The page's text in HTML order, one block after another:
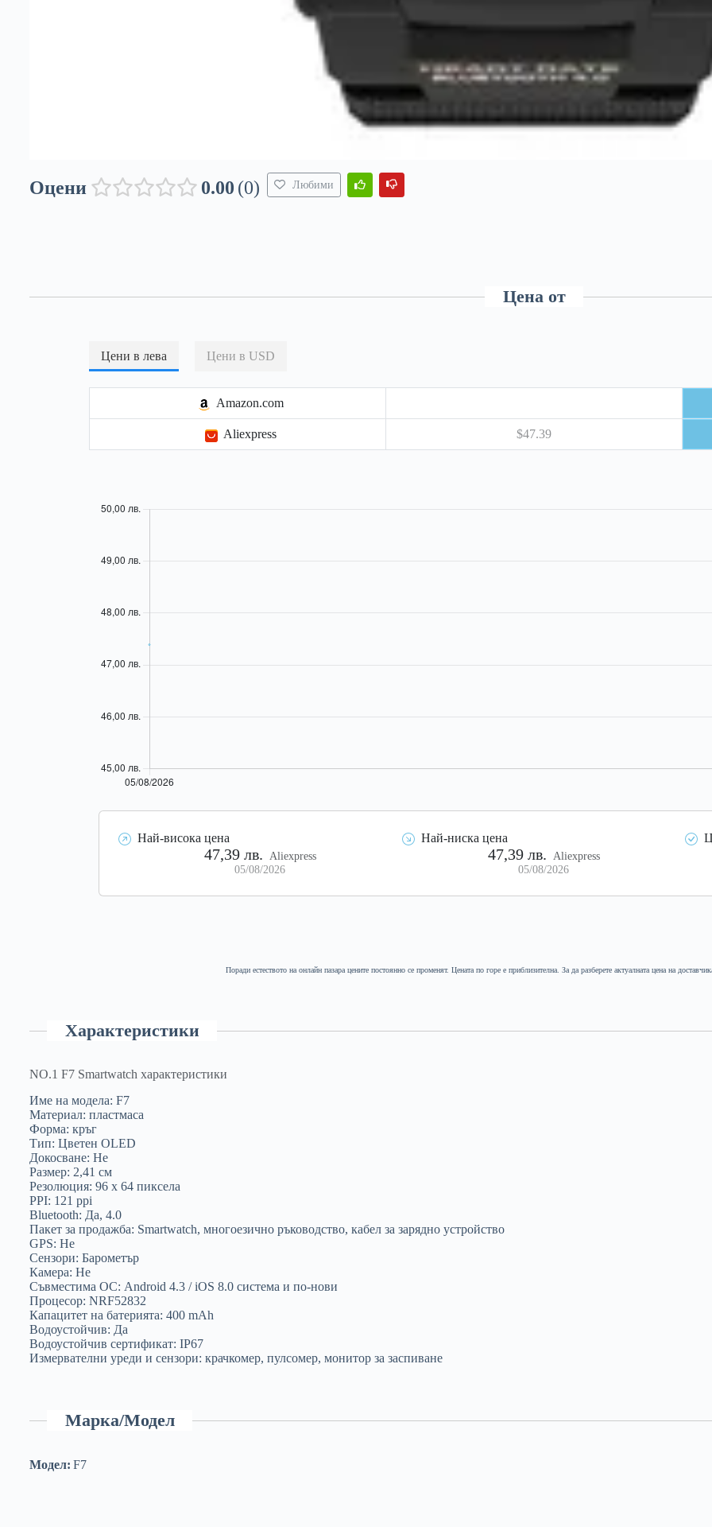
Оцени 0.00 0 Любими
Цена от
Цени в лева Цени в USD
Amazon.com
Aliexpress $47.39
Най-висока цена
47,39 лв.
Aliexpress
05/08/2026
Най-ниска цена
47,39 лв.
Aliexpress
05/08/2026
Поради естеството на онлайн пазара цените постоянно се променят. Цената по горе е приблизителна. За да разберете актуалната цена на
Характеристики
NO.1 F7 Smartwatch характеристики
Име на модела: F7
Материал: пластмаса
Форма: кръг
Тип: Цветен OLED
Докосване: Не
Размер: 2,41 см
Резолюция: 96 x 64 пиксела
PPI: 121 ppi
Bluetooth: Да, 4.0
Пакет за продажба: Smartwatch, многоезично ръководство, кабел за зарядно устройство
GPS: Не
Сензори: Барометър
Камера: Не
Съвместима ОС: Android 4.3 / iOS 8.0 система и по-нови
Процесор: NRF52832
Капацитет на батерията: 400 mAh
Водоустойчив: Да
Водоустойчив сертификат: IP67
Измервателни уреди и сензори: крачкомер, пулсомер, монитор за заспиване
Марка/Модел
Модел: F7